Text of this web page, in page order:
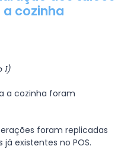
cozinha
1)
a cozinha foram
foram replicadas
existentes no POS.